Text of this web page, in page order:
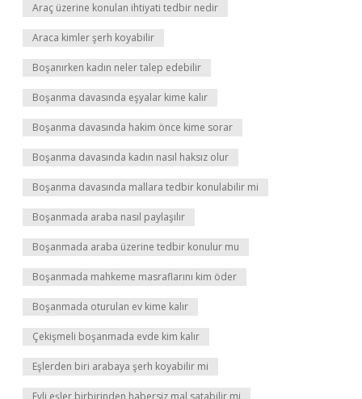
Araç üzerine konulan ihtiyati tedbir nedir
Araca kimler şerh koyabilir
Boşanırken kadın neler talep edebilir
Boşanma davasında eşyalar kime kalır
Boşanma davasında hakim önce kime sorar
Boşanma davasında kadın nasıl haksız olur
Boşanma davasında mallara tedbir konulabilir mi
Boşanmada araba nasıl paylaşılır
Boşanmada araba üzerine tedbir konulur mu
Boşanmada mahkeme masraflarını kim öder
Boşanmada oturulan ev kime kalır
Çekişmeli boşanmada evde kim kalır
Eşlerden biri arabaya şerh koyabilir mi
Evli eşler birbirinden habersiz mal satabilir mi